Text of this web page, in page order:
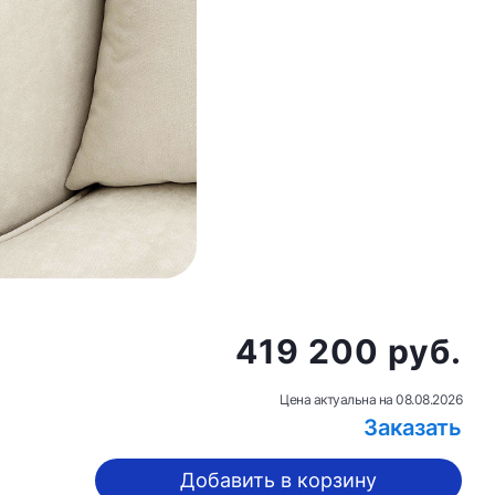
419 200 руб.
Цена актуальна на 08.08.2026
Заказать
Добавить в корзину